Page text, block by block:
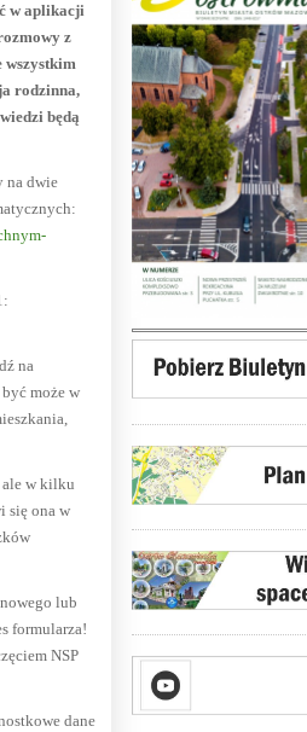
w aplikacji
z
wszystkim
rodzinna,
będą
na dwie
na
może w
ale w kilku
się ona w
lub
formularza!
NSP
dane